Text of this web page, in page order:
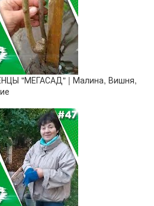
"МЕГАСАД" | Малина, Вишня,